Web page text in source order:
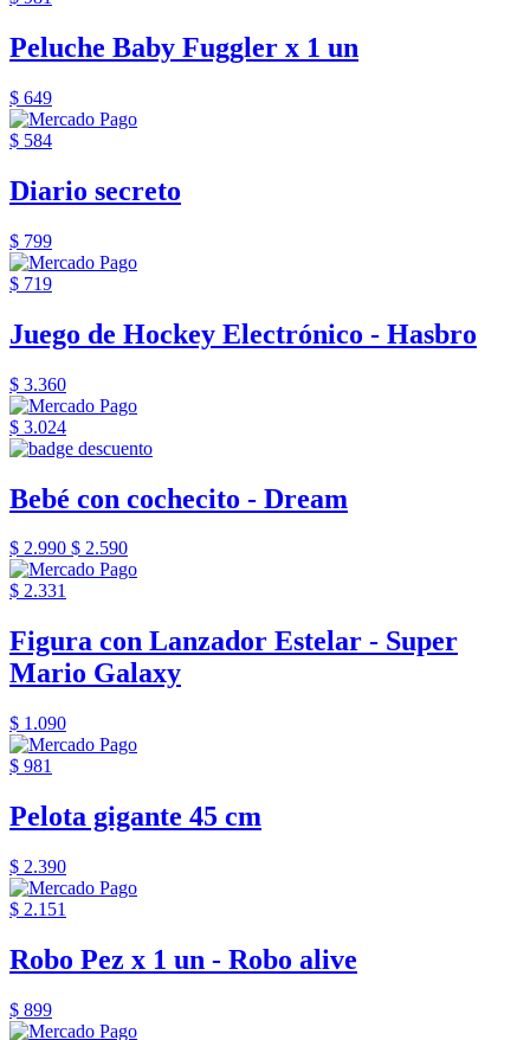
Peluche Baby Fuggler x 1 un
$ 649
$ 584
Diario secreto
$ 799
$ 719
Juego de Hockey Electrónico - Hasbro
$ 3.360
$ 3.024
Bebé con cochecito - Dream
$ 2.990 $ 2.590
$ 2.331
Figura con Lanzador Estelar - Super
Mario Galaxy
$ 1.090
$ 981
Pelota gigante 45 cm
$ 2.390
$ 2.151
Robo Pez x 1 un - Robo alive
$ 899